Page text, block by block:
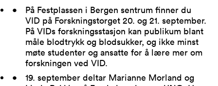
På Festplassen i Bergen sentrum finner du
VID på Forskningstorget 20. og 21. september.
På VIDs forskningsstasjon kan publikum blant
måle blodtrykk og blodsukker, og ikke minst
møte studenter og ansatte for å lære mer om
forskningen ved VID.
19. september deltar Marianne Morland og